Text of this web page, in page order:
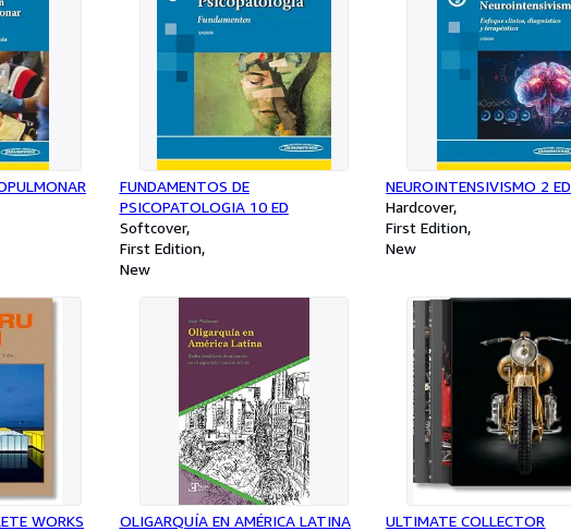
FUNDAMENTOS DE
PSICOPATOLOGIA 10 ED
Softcover
First Edition
New
NEUROINTENSIVISMO 2 ED
Hardcover
First Edition
New
WORKS
OLIGARQUÍA EN AMÉRICA LATINA
ULTIMATE COLLECTOR